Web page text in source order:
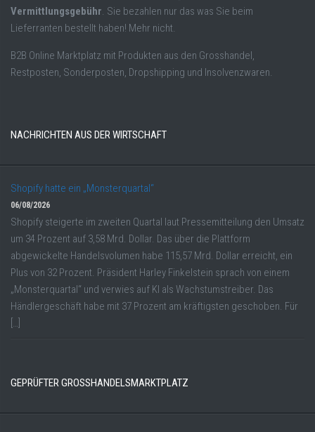
Vermittlungsgebühr. Sie bezahlen nur das was Sie beim
Lieferranten bestellt haben! Mehr nicht.
B2B Online Marktplatz mit Produkten aus den Grosshandel,
Restposten, Sonderposten, Dropshipping und Insolvenzwaren.
NACHRICHTEN AUS DER WIRTSCHAFT
Shopify hatte ein „Monsterquartal“
06/08/2026
Shopify steigerte im zweiten Quartal laut Pressemitteilung den Umsatz
um 34 Prozent auf 3,58 Mrd. Dollar. Das über die Plattform
abgewickelte Handelsvolumen habe 115,57 Mrd. Dollar erreicht, ein
Plus von 32 Prozent. Präsident Harley Finkelstein sprach von einem
„Monsterquartal“ und verwies auf KI als Wachstumstreiber. Das
Händlergeschäft habe mit 37 Prozent am kräftigsten geschoben. Für
[…]
GEPRÜFTER GROSSHANDELSMARKTPLATZ